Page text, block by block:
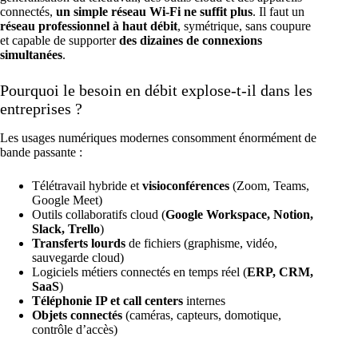
connectés, un simple réseau Wi-Fi ne suffit plus. Il faut un
réseau professionnel à haut débit, symétrique, sans coupure
et capable de supporterdes dizaines de connexions
simultanées.
Pourquoi le besoin en débit explose-t-il dans les
entreprises ?
Les usages numériques modernes consomment énormément de
bande passante :
Télétravail hybride et visioconférences (Zoom, Teams,
Google Meet)
Outils collaboratifs cloud (Google Workspace, Notion,
Slack, Trello)
Transferts lourds de fichiers (graphisme, vidéo,
sauvegarde cloud)
Logiciels métiers connectés en temps réel (ERP, CRM,
SaaS)
Téléphonie IP et call centers internes
Objets connectés (caméras, capteurs, domotique,
contrôle d’accès)